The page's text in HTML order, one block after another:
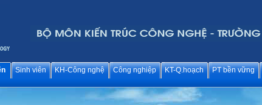
Sinh viên KH-Công nghệ Công nghiệp KT-Q.hoạch PT bền vững